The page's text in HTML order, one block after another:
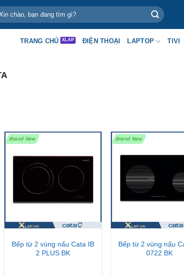
TRANG CHỦ ĐIỆN THOẠI LAPTOP TIVI
Brand New
Bếp từ 2 vùng nấu Cata IB
2 PLUS BK
Brand New
Bếp từ 2 vùng nấu
0722 BK